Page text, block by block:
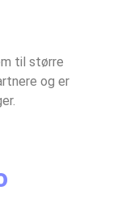
til større
og er